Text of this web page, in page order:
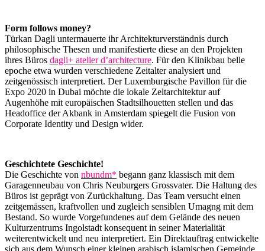
Form follows money?
Türkan Dagli untermauerte ihr Architekturverständnis durch
philosophische Thesen und manifestierte diese an den Projekten
ihres Büros dagli+ atelier d’architecture. Für den Klinikbau belle
epoche etwa wurden verschiedene Zeitalter analysiert und
zeitgenössisch interpretiert. Der Luxemburgische Pavillon für die
Expo 2020 in Dubai möchte die lokale Zeltarchitektur auf
Augenhöhe mit europäischen Stadtsilhouetten stellen und das
Headoffice der Akbank in Amsterdam spiegelt die Fusion von
Corporate Identity und Design wider.
Geschichtete Geschichte!
Die Geschichte von nbundm* begann ganz klassisch mit dem
Garagenneubau von Chris Neuburgers Grossvater. Die Haltung des
Büros ist geprägt von Zurückhaltung. Das Team versucht einen
zeitgemässen, kraftvollen und zugleich sensiblen Umagng mit dem
Bestand. So wurde Vorgefundenes auf dem Gelände des neuen
Kulturzentrums Ingolstadt konsequent in seiner Materialität
weiterentwickelt und neu interpretiert. Ein Direktauftrag entwickelte
sich aus dem Wunsch einer kleinen arabisch islamischen Gemeinde